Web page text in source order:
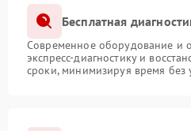
Бесплатная
Современное оборудование и
экспресс-диагностику и
сроки, минимизируя время без